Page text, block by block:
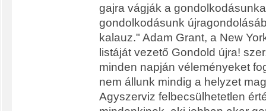
gajra vágják a
gondolkodásunk
kalauz." Adam Grant, a New
listáját vezető Gondold újra!
minden napján véleményeket
nem állunk mindig a helyzet
Agyszerviz felbecsülhetetlen